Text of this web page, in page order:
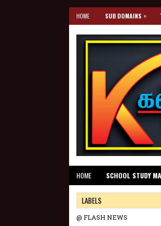
HOME SUB DOMAINS »
HOME SCHOOL STUDY
LABELS
@ FLASH NEWS